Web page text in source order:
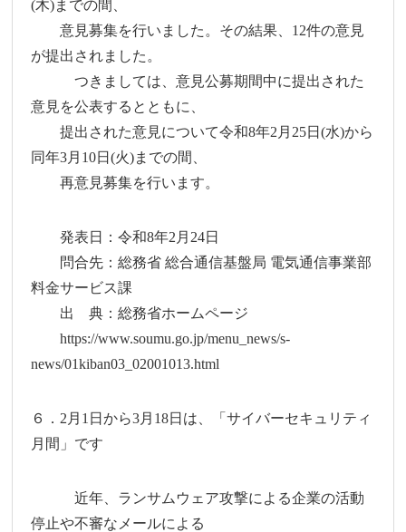
(木)までの間、
意見募集を行いました。その結果、12件の意見
が提出されました。
つきましては、意見公募期間中に提出された
意見を公表するとともに、
提出された意見について令和8年2月25日(水)から
同年3月10日(火)までの間、
再意見募集を行います。
発表日：令和8年2月24日
問合先：総務省 総合通信基盤局 電気通信事業部
料金サービス課
出 典：総務省ホームページ
https://www.soumu.go.jp/menu_news/s-
news/01kiban03_02001013.html
６．2月1日から3月18日は、「サイバーセキュリティ
月間」です
近年、ランサムウェア攻撃による企業の活動
停止や不審なメールによる